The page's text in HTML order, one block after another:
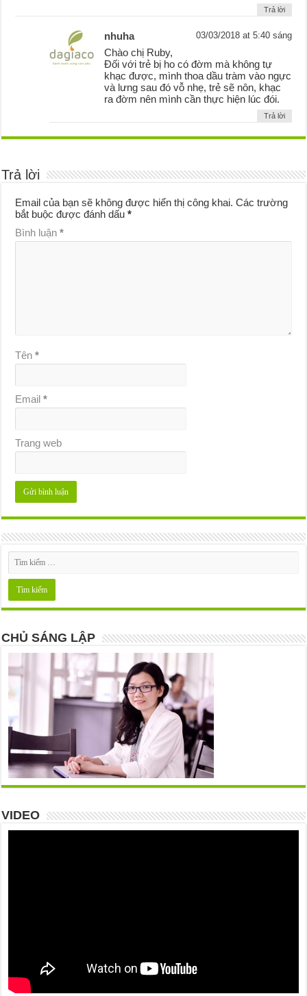
Trả lời
nhuha 03/03/2018 at 5:40 sáng
Chào chị Ruby,
Đối với trẻ bị ho có đờm mà không tự
khạc được, mình thoa dầu tràm vào ngực
và lưng sau đó vỗ nhẹ, trẻ sẽ nôn, khạc
ra đờm nên mình cần thực hiện lúc đói.
Trả lời
Trả lời
Email của bạn sẽ không được hiển thị công khai. Các trường
bắt buộc được đánh dấu*
Bình luận*
Tên*
Email*
Trang web
CHỦ SÁNG LẬP
VIDEO